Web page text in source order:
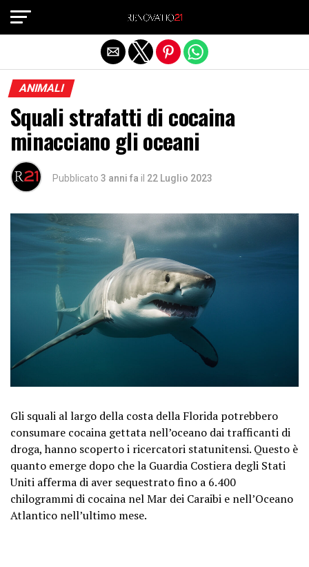
ANIMALI
Squali strafatti di cocaina
minacciano gli oceani
Pubblicato 3 anni fa il 22 Luglio 2023
Gli squali al largo della costa della Florida potrebbero
consumare cocaina gettata nell’oceano dai trafficanti di
droga, hanno scoperto i ricercatori statunitensi. Questo è
quanto emerge dopo che la Guardia Costiera degli Stati
Uniti afferma di aver sequestrato fino a 6.400
chilogrammi di cocaina nel Mar dei Caraibi e nell’Oceano
Atlantico nell’ultimo mese.
Exit mobile version